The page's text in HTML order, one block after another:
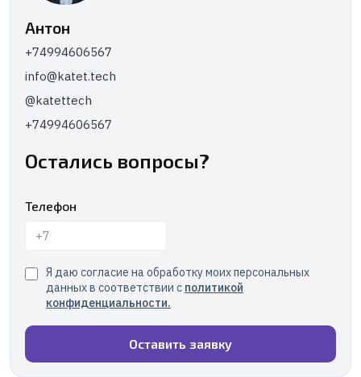
Антон
+74994606567
info@katet.tech
@katettech
+74994606567
Остались вопросы?
Телефон
Я даю согласие на обработку моих персональных
данных в соответствии с политикой
конфиденциальности.
Оставить заявку